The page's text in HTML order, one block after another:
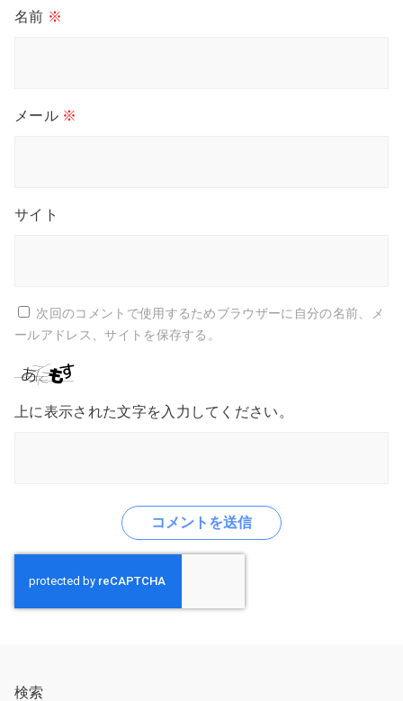
名前 ※
メール ※
サイト
次回のコメントで使用するためブラウザーに自分の名前、メ
ールアドレス、サイトを保存する。
上に表示された文字を入力してください。
検索